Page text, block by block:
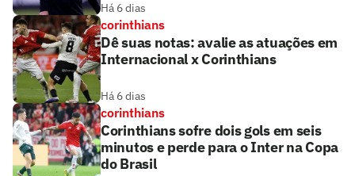
Há 6 dias
corinthians
Dê suas notas: avalie as atuações em
Internacional x Corinthians
Há 6 dias
corinthians
Corinthians sofre dois gols em seis
minutos e perde para o Inter na Copa
do Brasil